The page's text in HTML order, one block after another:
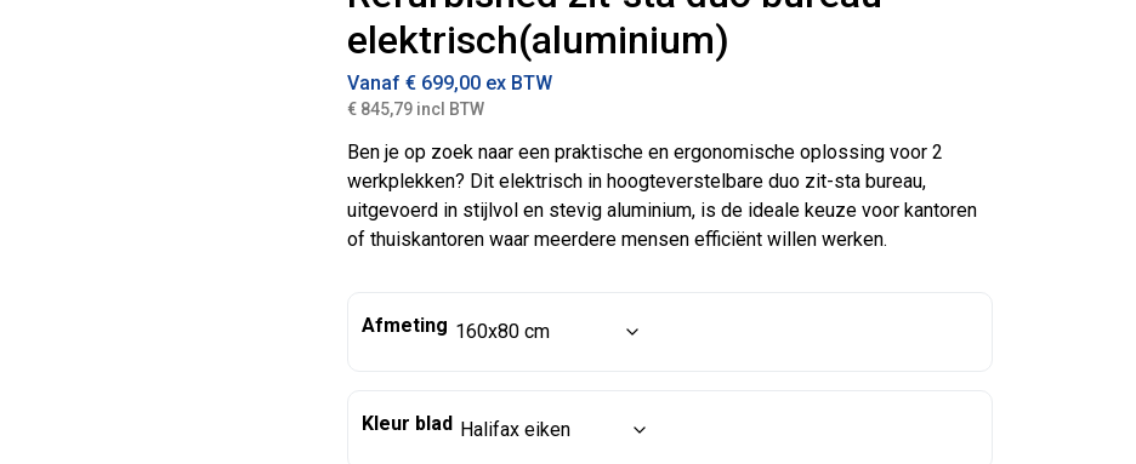
elektrisch(aluminium)
Vanaf€ 699,00 ex BTW
€ 845,79 incl BTW
Ben je op zoek naar een praktische en ergonomische oplossing voor 2
werkplekken? Dit elektrisch in hoogteverstelbare duo zit-sta bureau,
uitgevoerd in stijlvol en stevig aluminium, is de ideale keuze voor kantoren
of thuiskantoren waar meerdere mensen efficiënt willen werken.
Afmeting
Kleur blad